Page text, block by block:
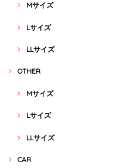
Mサイズ
Lサイズ
LLサイズ
OTHER
Mサイズ
Lサイズ
LLサイズ
CAR